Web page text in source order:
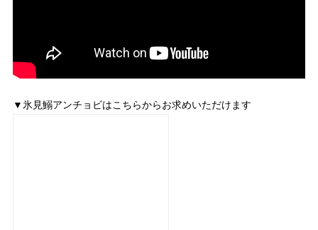
▼氷見鰯アンチョビはこちらからお求めいただけます